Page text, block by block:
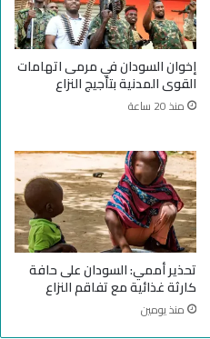
إخوان السودان في مرمى اتهامات
القوى المدنية بتأجيج النزاع
منذ 20 ساعة
تحذير أممي: السودان على حافة
كارثة غذائية مع تفاقم النزاع
منذ يومين